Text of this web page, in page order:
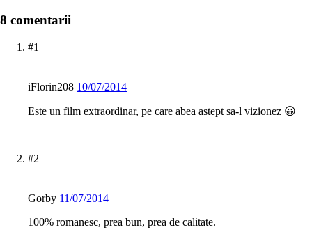
8 comentarii
#1
iFlorin208 10/07/2014
Este un film extraordinar, pe care abea astept sa-l vizionez 😀
#2
Gorby 11/07/2014
100% romanesc, prea bun, prea de calitate.